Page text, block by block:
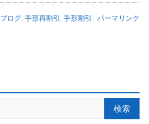
ブログ 手形再割引 手形割引 パーマリンク